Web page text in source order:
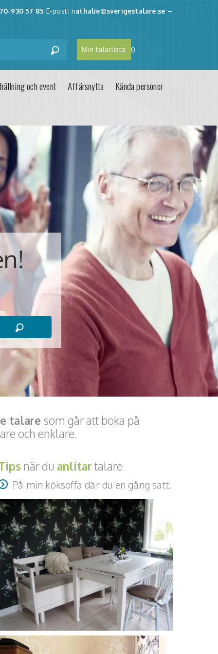
930 57 85 E-post: nathalie@sverigestalare.se –
Min talarlista 0
och event Affärsnytta
Kända personer
talare som går att boka på
och enklare.
när du anlitar talare
På min köksoffa där du en gång satt.